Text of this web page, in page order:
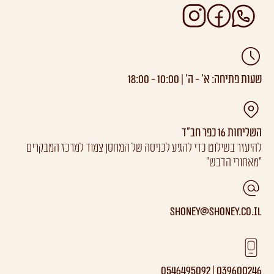
שעות פתיחה: א’ - ה’ | 10:00 - 18:00
השליחות 16 כפר חב"ד
להיעזר בשילוט כדי להגיע לכניסה של המחסן צמוד למרכז המבקרים
"מאחורי הדבש"
Shoney@shoney.co.il
039600246 | 0546495092